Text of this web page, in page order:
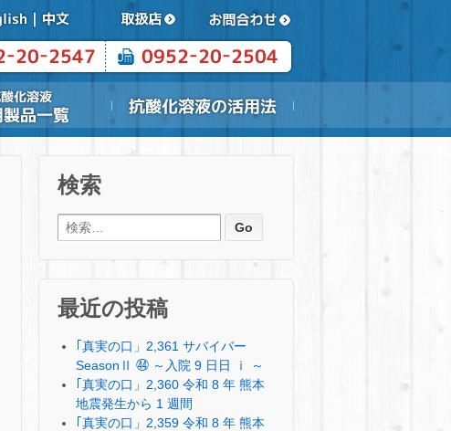
検索
検索:
最近の投稿
｢真実の口」2,361 サバイバー
SeasonⅡ ㊹ ～入院 9 日日 ⅰ ～
｢真実の口」2,360 令和 8 年 熊本
地震発生から 1 週間
｢真実の口」2,359 令和 8 年 熊本